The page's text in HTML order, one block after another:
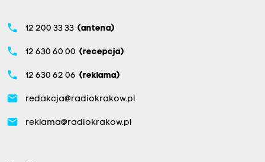
phone 12 200 33 33 (antena)
phone 12 630 60 00 (recepcja)
phone 12 630 62 06 (reklama)
email redakcja@radiokrakow.pl
email reklama@radiokrakow.pl